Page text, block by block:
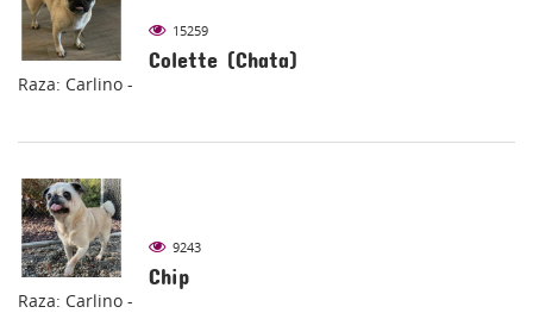
15259
Colette (Chata)
Raza: Carlino -
9243
Chip
Raza: Carlino -